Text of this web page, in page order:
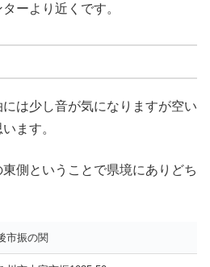
ーより近くです。
は少し音が気になりますが空い
ます。
側ということで県境にありどち
市振の関